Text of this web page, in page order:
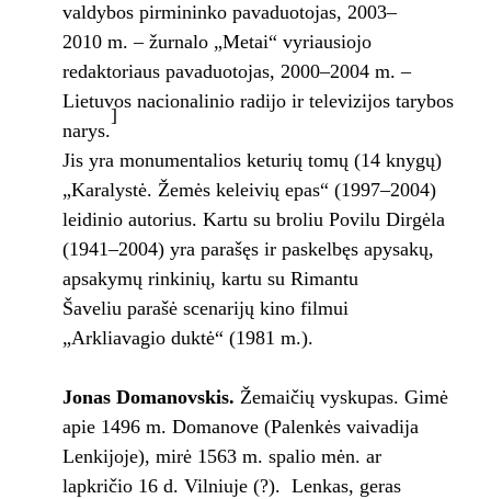
valdybos pirmininko pavaduotojas, 2003–
2010 m. – žurnalo „Metai“ vyriausiojo
redaktoriaus pavaduotojas, 2000–2004 m. –
Lietuvos nacionalinio radijo ir televizijos tarybos
narys.
]
Jis yra monumentalios keturių tomų (14 knygų)
„Karalystė. Žemės keleivių epas“ (1997–2004)
leidinio autorius. Kartu su broliu Povilu Dirgėla
(1941–2004) yra parašęs ir paskelbęs apysakų,
apsakymų rinkinių, kartu su Rimantu
Šaveliu parašė scenarijų kino filmui
„Arkliavagio duktė“ (1981 m.).
Jonas Domanovskis. Žemaičių vyskupas. Gimė
apie 1496 m. Domanove (Palenkės vaivadija
Lenkijoje), mirė 1563 m. spalio mėn. ar
lapkričio 16 d. Vilniuje (?). Lenkas, geras